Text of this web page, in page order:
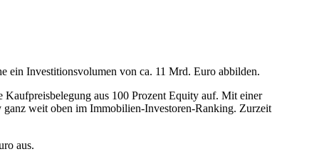
ein Investitionsvolumen von ca. 11 Mrd. Euro abbilden.
aus 100 Prozent Equity auf. Mit einer
ganz weit oben im Immobilien-Investoren-Ranking. Zurzeit
aus.